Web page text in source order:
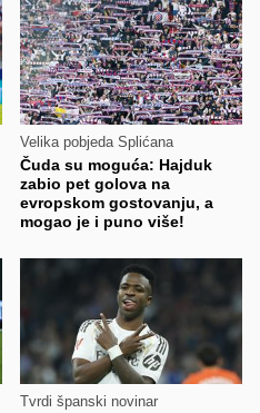
Velika pobjeda Splićana
Čuda su moguća: Hajduk
zabio pet golova na
evropskom gostovanju, a
mogao je i puno više!
Tvrdi španski novinar